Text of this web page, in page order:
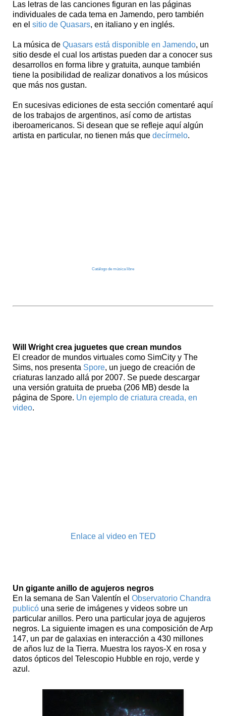
Las letras de las canciones figuran en las páginas
individuales de cada tema en Jamendo, pero también
en el sitio de Quasars, en italiano y en inglés.
La música de Quasars está disponible en Jamendo, un
sitio desde el cual los artistas pueden dar a conocer sus
desarrollos en forma libre y gratuita, aunque también
tiene la posibilidad de realizar donativos a los músicos
que más nos gustan.
En sucesivas ediciones de esta sección comentaré aquí
de los trabajos de argentinos, así como de artistas
iberoamericanos. Si desean que se refleje aquí algún
artista en particular, no tienen más que decírmelo.
Catálogo de música libre
Will Wright crea juguetes que crean mundos
El creador de mundos virtuales como SimCity y The
Sims, nos presenta Spore, un juego de creación de
criaturas lanzado allá por 2007. Se puede descargar
una versión gratuita de prueba (206 MB) desde la
página de Spore. Un ejemplo de criatura creada, en
video.
Enlace al video en TED
Un gigante anillo de agujeros negros
En la semana de San Valentín el Observatorio Chandra
publicó una serie de imágenes y videos sobre un
particular anillos. Pero una particular joya de agujeros
negros. La siguiente imagen es una composición de Arp
147, un par de galaxias en interacción a 430 millones
de años luz de la Tierra. Muestra los rayos-X en rosa y
datos ópticos del Telescopio Hubble en rojo, verde y
azul.